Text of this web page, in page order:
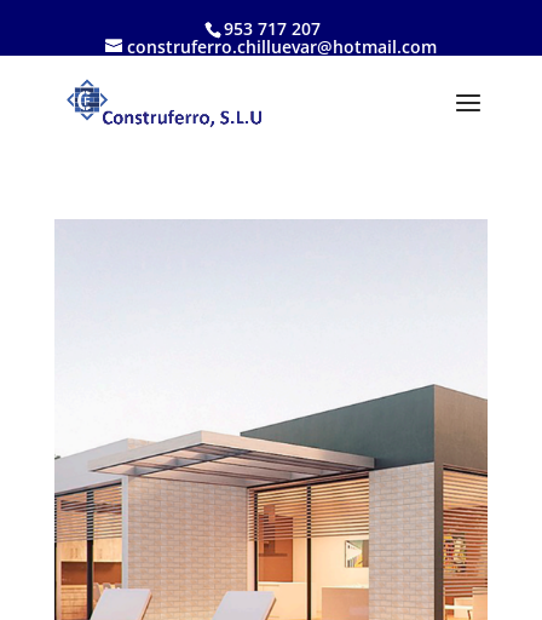
953 717 207
construferro.chilluevar@hotmail.com